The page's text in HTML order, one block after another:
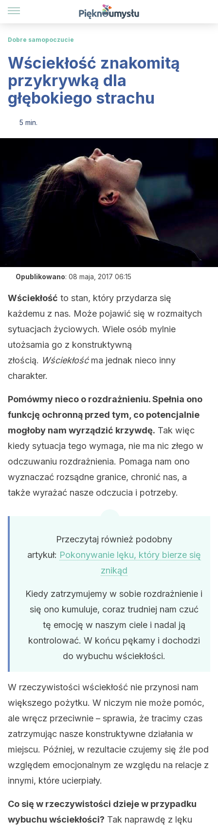
Dobre samopoczucie
Wściekłość znakomitą
przykrywką dla
głębokiego strachu
5 min.
Opublikowano: 08 maja, 2017 06:15
Wściekłość to stan, który przydarza się
każdemu z nas. Może pojawić się w rozmaitych
sytuacjach życiowych. Wiele osób mylnie
utożsamia go z konstruktywną
złością. Wściekłośćma jednak nieco inny
charakter.
Pomówmy nieco o rozdrażnieniu. Spełnia ono
funkcję ochronną przed tym, co potencjalnie
mogłoby nam wyrządzić krzywdę. Tak więc
kiedy sytuacja tego wymaga, nie ma nic złego w
odczuwaniu rozdrażnienia. Pomaga nam ono
wyznaczać rozsądne granice, chronić nas, a
także wyrażać nasze odczucia i potrzeby.
Przeczytaj również podobny
artykuł: Pokonywanie lęku, który bierze się
znikąd
Kiedy zatrzymujemy w sobie rozdrażnienie i
się ono kumuluje, coraz trudniej nam czuć
tę emocję w naszym ciele i nadal ją
kontrolować. W końcu pękamy i dochodzi
do wybuchu wściekłości.
W rzeczywistości wściekłość nie przynosi nam
większego pożytku. W niczym nie może pomóc,
ale wręcz przeciwnie – sprawia, że tracimy czas
zatrzymując nasze konstruktywne działania w
miejscu. Później, w rezultacie czujemy się źle pod
względem emocjonalnym ze względu na relacje z
innymi, które ucierpiały.
Co się w rzeczywistości dzieje w przypadku
wybuchu wściekłości? Tak naprawdę z lęku